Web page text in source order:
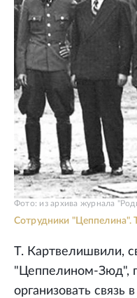
Сотрудники "Цеппелина".
Фото: из архива журнала
Т. Картвелишвили,
"Цеппелином-Зюд",
организовать связь